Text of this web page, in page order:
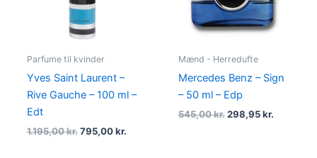
Parfume til kvinder
Yves Saint Laurent –
Rive Gauche – 100 ml –
Edt
1.195,00kr. 795,00kr.
Mænd - Herredufte
Mercedes Benz – Sign
– 50 ml – Edp
545,00kr. 298,95kr.